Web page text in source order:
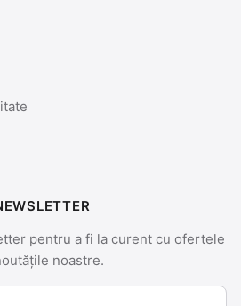
pentru a fi la curent cu ofertele
noastre.